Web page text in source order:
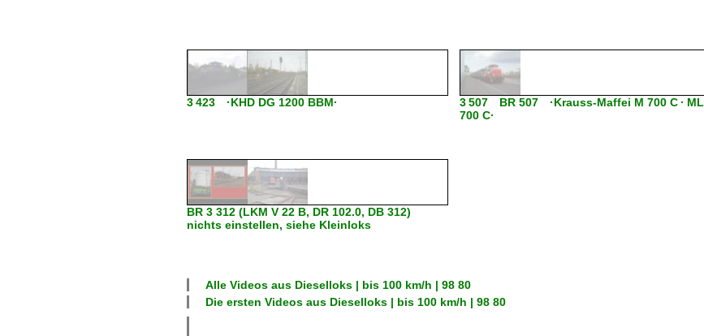
3 423 ·KHD DG 1200 BBM·
3 507 BR 507 ·Krauss-Maffei M 700 C · ML
700 C·
BR 3 312 (LKM V 22 B, DR 102.0, DB 312)
nichts einstellen, siehe Kleinloks
Alle Videos aus Dieselloks | bis 100 km/h | 98 80
Die ersten Videos aus Dieselloks | bis 100 km/h | 98 80